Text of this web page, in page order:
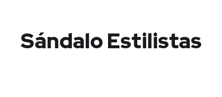
Sándalo Estilistas